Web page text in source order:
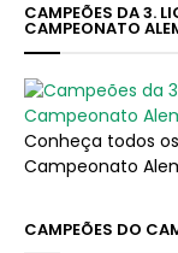
CAMPEÕES DA 3.
CAMPEONATO
Conheça todos
Campeonato
CAMPEÕES DO